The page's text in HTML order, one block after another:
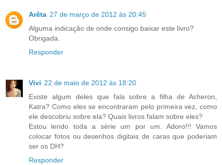
Arêta 27 de março de 2012 às 20:45
Alguma indicação de onde consigo baixar este livro?
Obrigada.
Responder
Vivi 22 de maio de 2012 às 18:20
Existe algum deles que fala sobre a filha de Acheron,
Katra? Como eles se encontraram pelo primeira vez, como
ele descobriu sobre ela? Quais livros falam sobre eles?
Estou lendo toda a série um por um. Adoro!!! Vamos
colocar fotos ou desenhos digitais de caras que poderiam
ser os DH?
Responder